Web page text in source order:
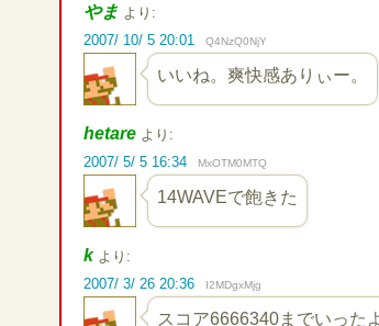
やま より:
2007/ 10/ 5 20:01
Q4NzQ0NjY
いいね。爽快感ありぃー。
hetare より:
2007/ 5/ 5 16:34
MxOTM0MTQ
14WAVEで飽きた
k より:
2007/ 3/ 26 20:36
I2MDgxMjg
スコア6666340までいった